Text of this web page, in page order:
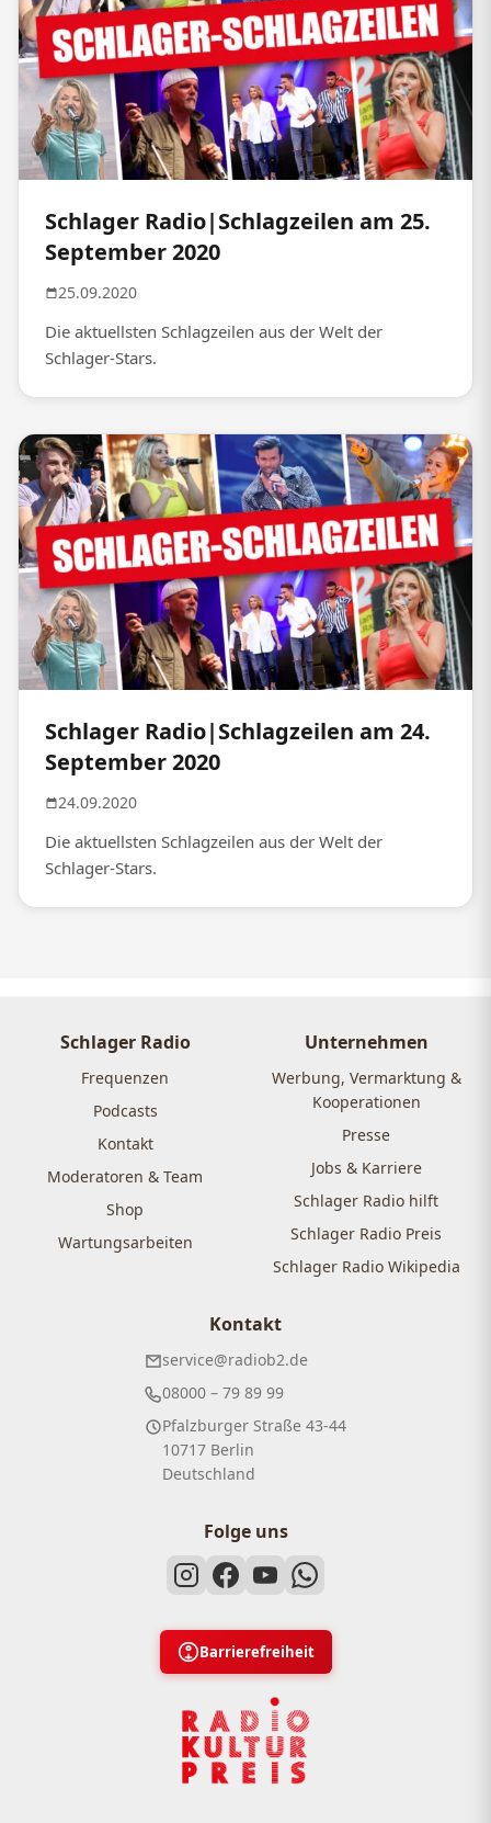
Schlager Radio|Schlagzeilen am 25.
September 2020
25.09.2020
Die aktuellsten Schlagzeilen aus der Welt der
Schlager-Stars.
Schlager Radio|Schlagzeilen am 24.
September 2020
24.09.2020
Die aktuellsten Schlagzeilen aus der Welt der
Schlager-Stars.
Schlager Radio
Frequenzen
Podcasts
Kontakt
Moderatoren & Team
Shop
Wartungsarbeiten
Unternehmen
Werbung, Vermarktung &
Kooperationen
Presse
Jobs & Karriere
Schlager Radio hilft
Schlager Radio Preis
Schlager Radio Wikipedia
Kontakt
service@radiob2.de
08000 – 79 89 99
Pfalzburger Straße 43-44
10717 Berlin
Deutschland
Folge uns
Barrierefreiheit